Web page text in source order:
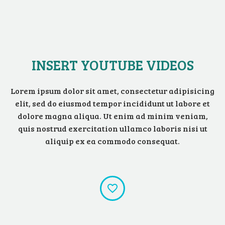
INSERT YOUTUBE VIDEOS
Lorem ipsum dolor sit amet, consectetur adipisicing
elit, sed do eiusmod tempor incididunt ut labore et
dolore magna aliqua. Ut enim ad minim veniam,
quis nostrud exercitation ullamco laboris nisi ut
aliquip ex ea commodo consequat.

